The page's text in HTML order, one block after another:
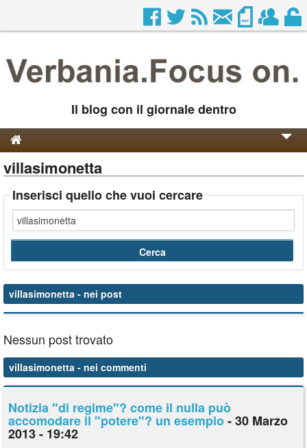
Il blog con il giornale dentro
Genesi e Storia
Contatti
villasimonetta
Inserisci quello che vuoi cercare
villasimonetta - nei post
Nessun post trovato
villasimonetta - nei commenti
Notizia "di regime"? come il nulla può
accomodare il "potere"? un esempio- 30 Marzo
2013 - 19:42